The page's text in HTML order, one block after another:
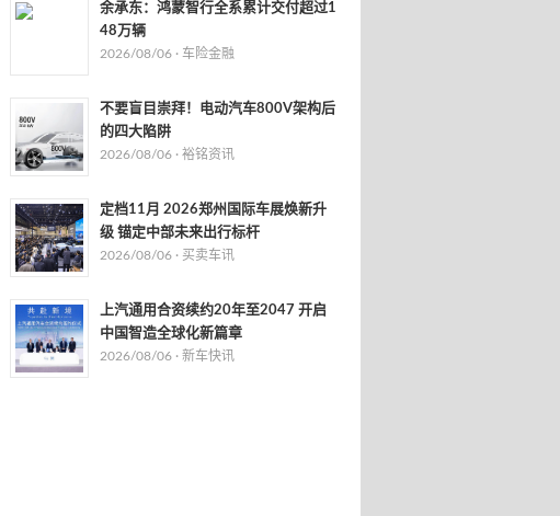
余承东：鸿蒙智行全系累计交付超过1
48万辆
2026/08/06 · 车险金融
不要盲目崇拜！电动汽车800V架构后
的四大陷阱
2026/08/06 · 裕铭资讯
定档11月 2026郑州国际车展焕新升
级 锚定中部未来出行标杆
2026/08/06 · 买卖车讯
上汽通用合资续约20年至2047 开启
中国智造全球化新篇章
2026/08/06 · 新车快讯